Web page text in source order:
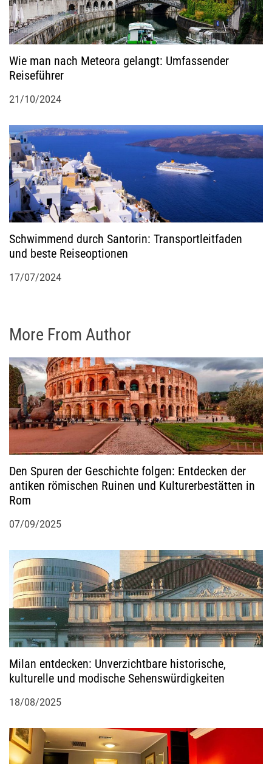
Wie man nach Meteora gelangt: Umfassender
Reiseführer
21/10/2024
Schwimmend durch Santorin: Transportleitfaden
und beste Reiseoptionen
17/07/2024
More From Author
Den Spuren der Geschichte folgen: Entdecken der
antiken römischen Ruinen und Kulturerbestätten in
Rom
07/09/2025
Milan entdecken: Unverzichtbare historische,
kulturelle und modische Sehenswürdigkeiten
18/08/2025